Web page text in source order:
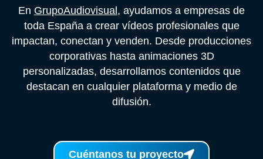
En GrupoAudiovisual, ayudamos a empresas de
toda España a crear vídeos profesionales que
impactan, conectan y venden. Desde producciones
corporativas hasta animaciones 3D
personalizadas, desarrollamos contenidos que
destacan en cualquier plataforma y medio de
difusión.
Cuéntanos tu proyecto